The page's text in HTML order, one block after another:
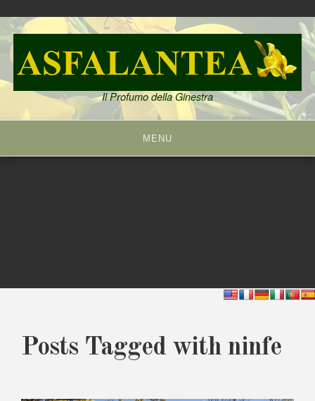
Skip
to
content
Il Profumo della Ginestra
MENU
Posts Tagged with ninfe